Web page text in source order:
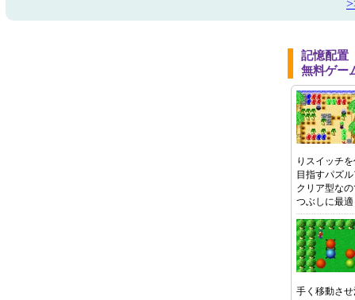
記憶配置
無料ゲー
りスイッチ
目指すパズ
クリア型な
つぶしに最
手く移動さ